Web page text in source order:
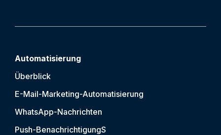
Automatisierung
Überblick
E-Mail-Marketing-Automatisierung
WhatsApp-Nachrichten
Push-BenachrichtigungS